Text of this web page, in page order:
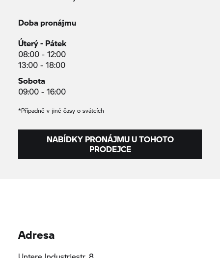
Doba pronájmu
Úterý - Pátek
08:00 - 12:00
13:00 - 18:00
Sobota
09:00 - 16:00
*Případně v jiné časy o svátcích
NABÍDKY PRONÁJMU U TOHOTO
PRODEJCE
Adresa